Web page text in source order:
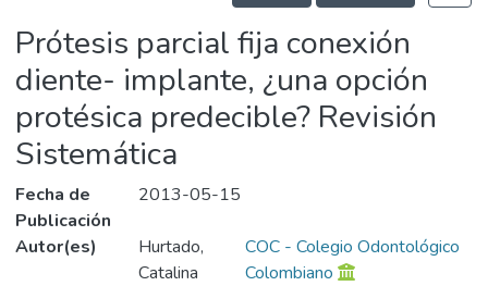
Prótesis parcial fija conexión
diente- implante, ¿una opción
protésica predecible? Revisión
Sistemática
Fecha de
Publicación
2013-05-15
Autor(es)
Hurtado,
Catalina
COC - Colegio Odontológico
Colombiano